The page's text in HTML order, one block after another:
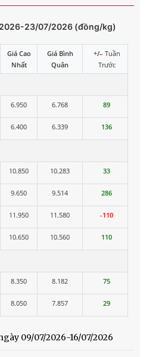
23/07/2026 (đồng/kg)
Giá Cao
Nhất
Giá Bình
Quân
+/– Tuần
Trước
6.950 6.768 89
6.400 6.339 136
10.850 10.283 33
9.650 9.514 286
11.950 11.580 -110
10.650 10.560 110
8.350 8.182 75
8.050 7.857 29
09/07/2026-16/07/2026